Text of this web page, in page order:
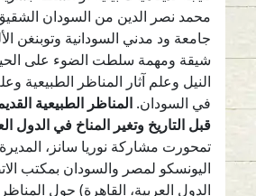
محمد نصر الدين من السودان
جامعة ود مدني السودانية وتوبنغن
شيقة ومهمة سلطت الضوء على
النيل وعلم آثار المناظر الطبيعية وعلم
في السودان. المناظر الطبيعية
قبل التاريخ وتغير المناخ في الدول
تمحورت مشاركة نوريا سانز، المديرة
اليونسكو لمصر والسودان بمكتب
الدول العربية، القاهرة) حول المناظر